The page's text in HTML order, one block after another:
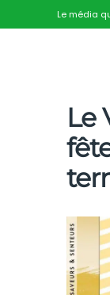
Le média
Le